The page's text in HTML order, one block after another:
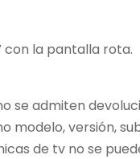
con la pantalla rota.
se admiten
versión,
de tv no se